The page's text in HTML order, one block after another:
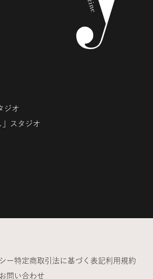
ジオ
」スタジオ
ー特定商取引法に基づく表記利用規約
お問い合わせ